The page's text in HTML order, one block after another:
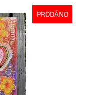
PRODÁNO